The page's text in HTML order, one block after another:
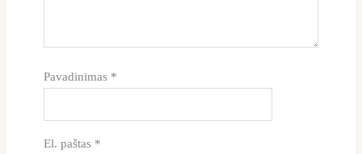
Pavadinimas *
El. paštas *